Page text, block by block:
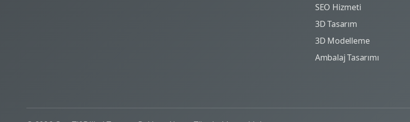
SEO Hizmeti
3D Tasarım
3D Modelleme
Ambalaj Tasarımı